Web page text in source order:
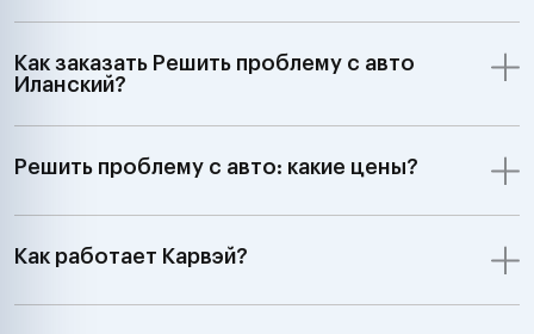
Как заказать Решить проблему с авто
Иланский?
Решить проблему с авто: какие цены?
Как работает Карвэй?